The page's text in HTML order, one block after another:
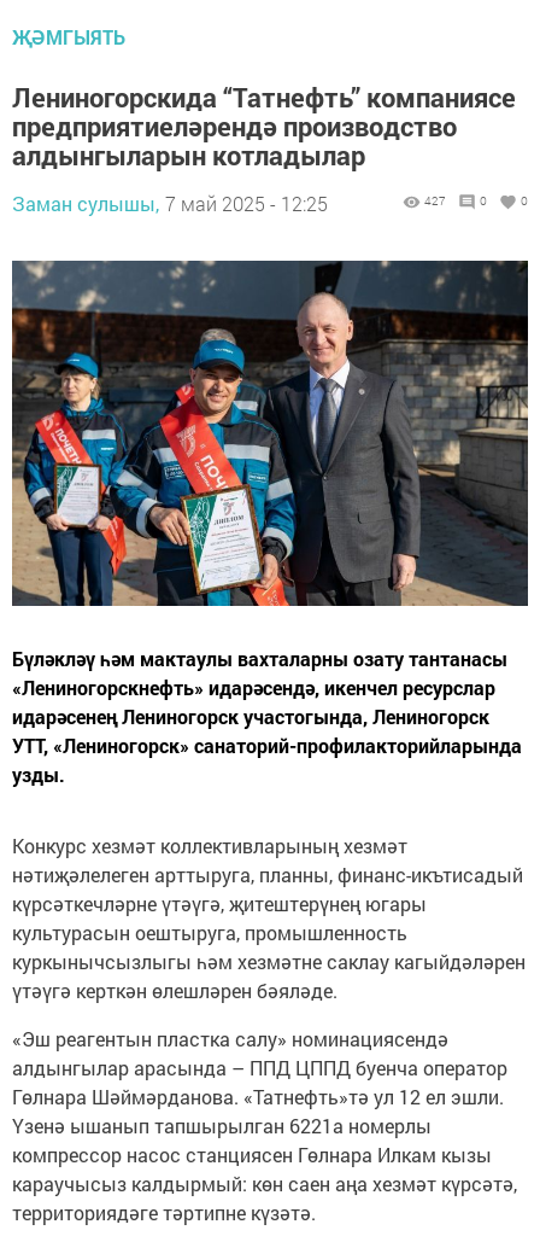
ҖӘМГЫЯТЬ
Лениногорскида “Татнефть” компаниясе
предприятиеләрендә производство
алдынгыларын котладылар
Заман сулышы, 7 май 2025 - 12:25 427 0 0
Бүләкләү һәм мактаулы вахталарны озату тантанасы
«Лениногорскнефть» идарәсендә, икенчел ресурслар
идарәсенең Лениногорск участогында, Лениногорск
УТТ, «Лениногорск» санаторий-профилакторийларында
узды.
Конкурс хезмәт коллективларының хезмәт
нәтиҗәлелеген арттыруга, планны, финанс-икътисадый
күрсәткечләрне үтәүгә, җитештерүнең югары
культурасын оештыруга, промышленность
куркынычсызлыгы һәм хезмәтне саклау кагыйдәләрен
үтәүгә керткән өлешләрен бәяләде.
«Эш реагентын пластка салу» номинациясендә
алдынгылар арасында – ППД ЦППД буенча оператор
Гөлнара Шәймәрданова. «Татнефть»тә ул 12 ел эшли.
Үзенә ышанып тапшырылган 6221а номерлы
компрессор насос станциясен Гөлнара Илкам кызы
караучысыз калдырмый: көн саен аңа хезмәт күрсәтә,
территориядәге тәртипне күзәтә.